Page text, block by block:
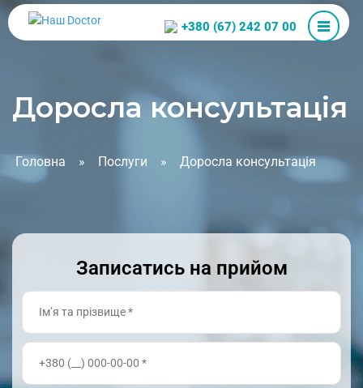
+380 (67) 242 07 00
Доросла консультація
Головна » Послуги » Доросла консультація
Записатись на прийом